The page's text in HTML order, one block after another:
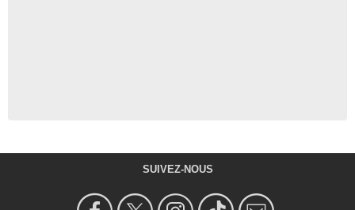
SUIVEZ-NOUS